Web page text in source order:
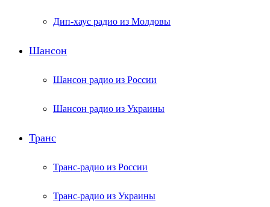
Дип-хаус радио из Молдовы
Шансон
Шансон радио из России
Шансон радио из Украины
Транс
Транс-радио из России
Транс-радио из Украины